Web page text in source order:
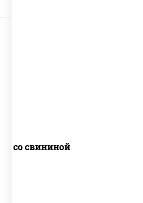
свинина,
лук репчатый, перец
со свининой